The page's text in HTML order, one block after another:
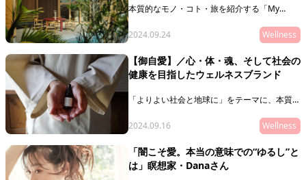
本質的なモノ・コト・旅を紹介する「My
プンした宿泊施設『YAWN YARD Kouri
Island』をご紹介します。
2024.09.24 Wellness
【御自愛】／心・体・魂、そして社会の
健康を目指したウェルネスブランド
「よりよい社会と地球に」をテーマに、本質的
Selection」。第五回目は、ウェルネスブラン
ド『御自愛 by zen place』。
2024.09.16 Wellness
「闇こそ愛。本当の意味での“ゆるし”と
は」瞑想家・Danaさん